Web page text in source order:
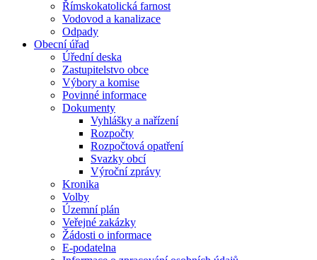
Římskokatolická farnost
Vodovod a kanalizace
Odpady
Obecní úřad
Úřední deska
Zastupitelstvo obce
Výbory a komise
Povinné informace
Dokumenty
Vyhlášky a nařízení
Rozpočty
Rozpočtová opatření
Svazky obcí
Výroční zprávy
Kronika
Volby
Územní plán
Veřejné zakázky
Žádosti o informace
E-podatelna